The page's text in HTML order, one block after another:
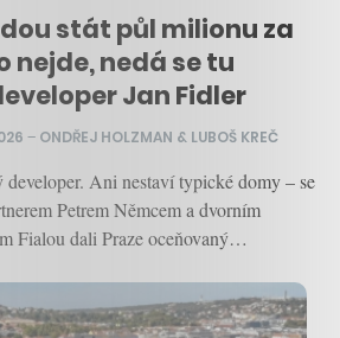
stát půl milionu za
nejde, nedá se tu
Jan Fidler
– ONDŘEJ HOLZMAN & LUBOŠ KREČ
Ani nestaví typické domy – se
Petrem Němcem a dvorním
Fialou dali Praze oceňovaný…